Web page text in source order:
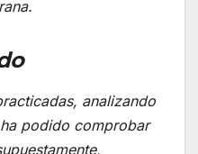
analizando
podido comprobar